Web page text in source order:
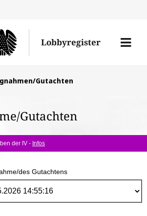
Lobbyregister
Menü
Gutachten
Gutachten
der IV - Infos
des Gutachtens